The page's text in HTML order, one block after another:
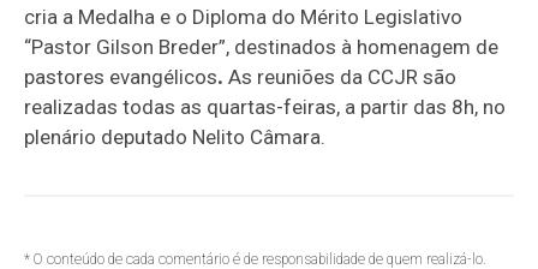
cria a Medalha e o Diploma do Mérito Legislativo
“Pastor Gilson Breder”, destinados à homenagem de
pastores evangélicos.As reuniões da CCJR são
realizadas todas as quartas-feiras, a partir das 8h, no
plenário deputado Nelito Câmara.
* O conteúdo de cada comentário é de responsabilidade de quem realizá-lo.